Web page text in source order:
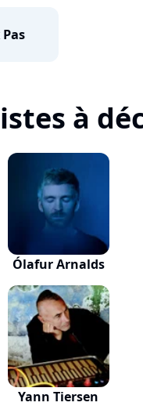
à
Ólafur Arnalds
Yann Tiersen